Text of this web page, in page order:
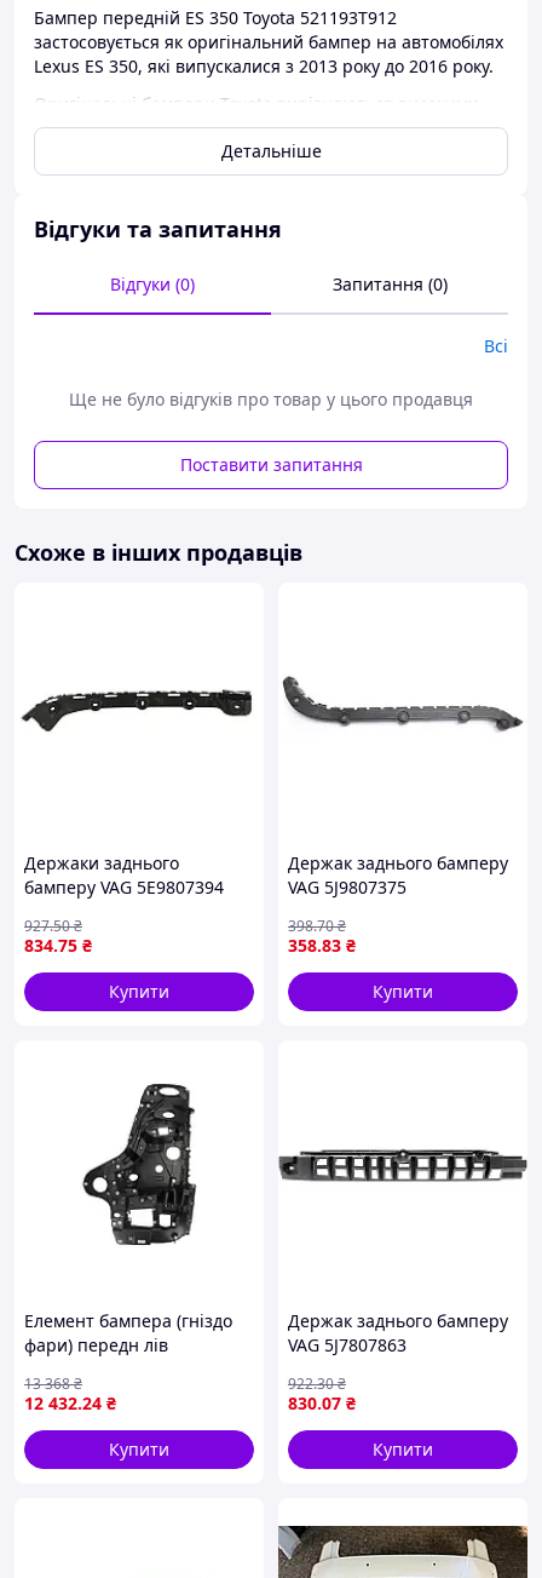
Бампер передній ES 350 Toyota 521193T912
застосовується як оригінальний бампер на автомобілях
Lexus ES 350, які випускалися з 2013 року до 2016 року.
Оригінальні бампери Toyota вирізняються високими
показниками якості та найкращим виготовленням.
Бампери ви завжди зможете придбати в нашому
Детальніше
Відгуки та запитання
Відгуки (0) Запитання (0)
Всі
Ще не було відгуків про товар у цього продавця
Поставити запитання
Схоже в інших продавців
Держаки заднього
бамперу VAG 5E9807394
834.75 ₴
927.50₴
Купити
Держак заднього бамперу
VAG 5J9807375
358.83 ₴
398.70₴
Купити
Елемент бампера (гніздо
фари) передн лів
MP5 07.11- COVIND 960/159
12 432.24 ₴
13 368₴
Купити
Держак заднього бамперу
VAG 5J7807863
830.07 ₴
922.30₴
Купити